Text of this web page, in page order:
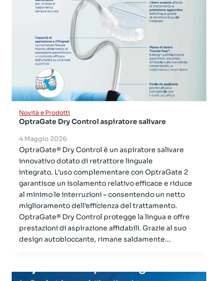
Novità e Prodotti
OptraGate Dry Control aspiratore salivare
4 Maggio 2026
OptraGate® Dry Control è un aspiratore salivare
innovativo dotato di retrattore linguale
integrato. L’uso complementare con OptraGate 2
garantisce un isolamento relativo efficace e riduce
al minimo le interruzioni – consentendo un netto
miglioramento dell’efficienza del trattamento.
OptraGate® Dry Control protegge la lingua e offre
prestazioni di aspirazione affidabili. Grazie al suo
design autobloccante, rimane saldamente...